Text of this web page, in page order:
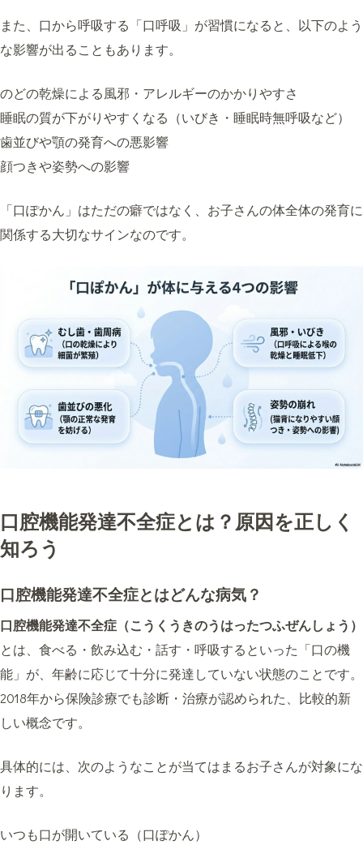
また、口から呼吸する「口呼吸」が習慣になると、以下のよう
な影響が出ることもあります。
のどの乾燥による風邪・アレルギーのかかりやすさ
睡眠の質が下がりやすくなる（いびき・睡眠時無呼吸など）
歯並びや顎の発育への悪影響
顔つきや姿勢への影響
「口ぽかん」はただの癖ではなく、お子さんの体全体の発育に
関係する大切なサインなのです。
口腔機能発達不全症とは？原因を正しく
知ろう
口腔機能発達不全症とはどんな病気？
口腔機能発達不全症（こうくうきのうはったつふぜんしょう）
とは、食べる・飲み込む・話す・呼吸するといった「口の機
能」が、年齢に応じて十分に発達していない状態のことです。
2018年から保険診療でも診断・治療が認められた、比較的新
しい概念です。
具体的には、次のようなことが当てはまるお子さんが対象にな
ります。
いつも口が開いている（口ぽかん）